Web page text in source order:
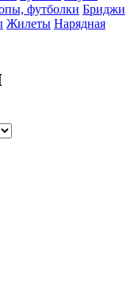
футболки Бриджи
Жилеты Нарядная